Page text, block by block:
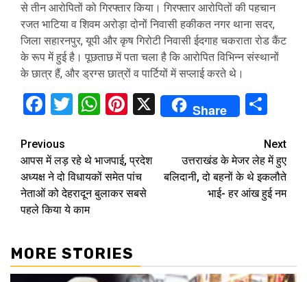
से तीन आरोपितों को गिरफ्तार किया। गिरफ्तार आरोपितों की पहचान
रजत भाटिया व शिवम अरोड़ा दोनों निवासी हकीकत नगर थाना सदर,
जिला सहारनपुर, यूपी और कृष गिरोटी निवासी ईदगाह चकराता रोड कैंट
के रूप में हुई है। पूछताछ में पता चला है कि आरोपित विभिन्न संस्थानों
के छात्र हैं, और ड्रग्स छात्रों व पार्टियों में सप्लाई करते थे।
Facebook
Twitter
WhatsApp
Pinterest
X Share
Continue
Reading
Previous
आपस में लड़ रहे थे भाजपाई, प्रदेश
अध्यक्ष ने दो विधायकों समेत पांच
नेताओं को देहरादून बुलाकर सबसे
पहले किया ये काम
Next
उत्तराखंड के मेजर लेह में हुए
बलिदानी, दो बहनों के थे इकलौते
भाई- हर आंख हुई नम
MORE STORIES